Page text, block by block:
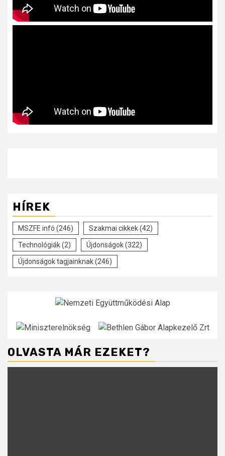
HÍREK
MSZFE infó (246) Szakmai cikkek(42)
Technológiák(2) Újdonságok(322)
Újdonságok tagjainknak(246)
OLVASTA MÁR EZEKET?